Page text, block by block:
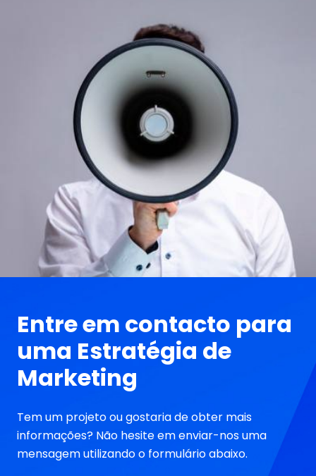
Entre em contacto para
uma Estratégia de
Marketing
Tem um projeto ou gostaria de obter mais
informações? Não hesite em enviar-nos uma
mensagem utilizando o formulário abaixo.